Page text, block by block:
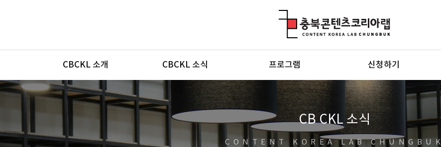
메뉴
CBCKL 소개 CBCKL 소식 프로그램 신청하기
CB CKL 소식
CONTENT KOREA LAB CHUNGBUK